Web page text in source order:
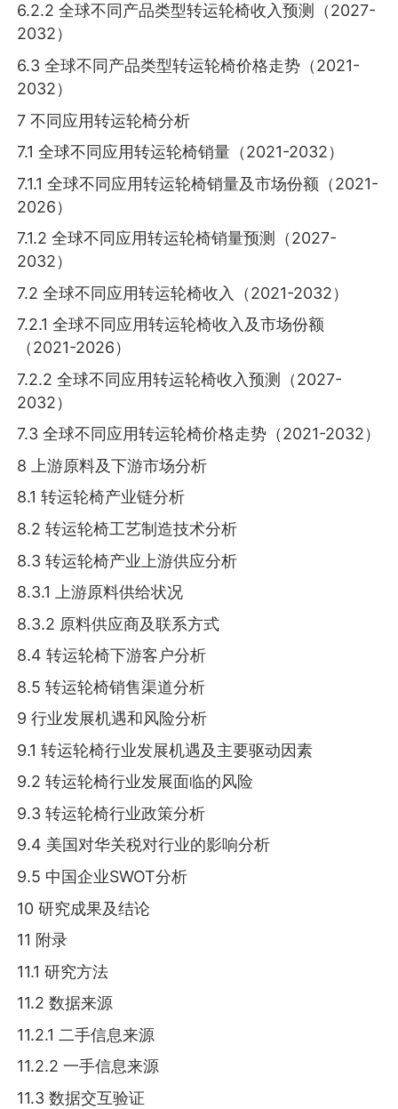
6.2.2 全球不同产品类型转运轮椅收入预测（2027-
2032）
6.3 全球不同产品类型转运轮椅价格走势（2021-
2032）
7 不同应用转运轮椅分析
7.1 全球不同应用转运轮椅销量（2021-2032）
7.1.1 全球不同应用转运轮椅销量及市场份额（2021-
2026）
7.1.2 全球不同应用转运轮椅销量预测（2027-
2032）
7.2 全球不同应用转运轮椅收入（2021-2032）
7.2.1 全球不同应用转运轮椅收入及市场份额
（2021-2026）
7.2.2 全球不同应用转运轮椅收入预测（2027-
2032）
7.3 全球不同应用转运轮椅价格走势（2021-2032）
8 上游原料及下游市场分析
8.1 转运轮椅产业链分析
8.2 转运轮椅工艺制造技术分析
8.3 转运轮椅产业上游供应分析
8.3.1 上游原料供给状况
8.3.2 原料供应商及联系方式
8.4 转运轮椅下游客户分析
8.5 转运轮椅销售渠道分析
9 行业发展机遇和风险分析
9.1 转运轮椅行业发展机遇及主要驱动因素
9.2 转运轮椅行业发展面临的风险
9.3 转运轮椅行业政策分析
9.4 美国对华关税对行业的影响分析
9.5 中国企业SWOT分析
10 研究成果及结论
11 附录
11.1 研究方法
11.2 数据来源
11.2.1 二手信息来源
11.2.2 一手信息来源
11.3 数据交互验证